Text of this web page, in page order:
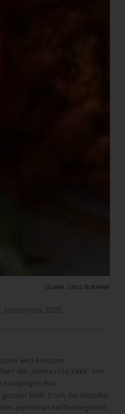
Quelle: Lotus Bakeries
September 2025
wird Kreation
der „kleine rote Keks“ von
knusprigen Biss
Welt. Doch der Klassiker
perfekten Kaffeebegleiter.